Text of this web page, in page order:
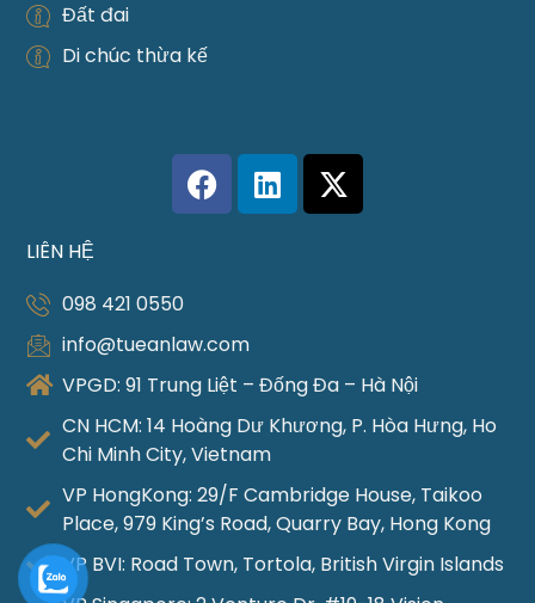
Đất đai
Di chúc thừa kế
LIÊN HỆ
098 421 0550
info@tueanlaw.com
VPGD: 91 Trung Liệt – Đống Đa – Hà Nội
CN HCM: 14 Hoàng Dư Khương, P. Hòa Hưng, Ho
Chi Minh City, Vietnam
VP HongKong: 29/F Cambridge House, Taikoo
Place, 979 King’s Road, Quarry Bay, Hong Kong
VP BVI: Road Town, Tortola, British Virgin Islands